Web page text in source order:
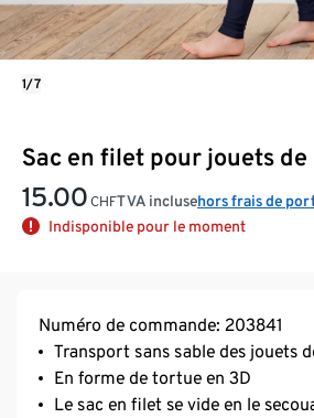
Sac en filet pour jouets de
15.00 CHFTVA inclusehors frais de
Indisponible pour le moment
1/7
Numéro de commande: 203841
Transport sans sable des jouets
En forme de tortue en 3D
Le sac en filet se vide en le